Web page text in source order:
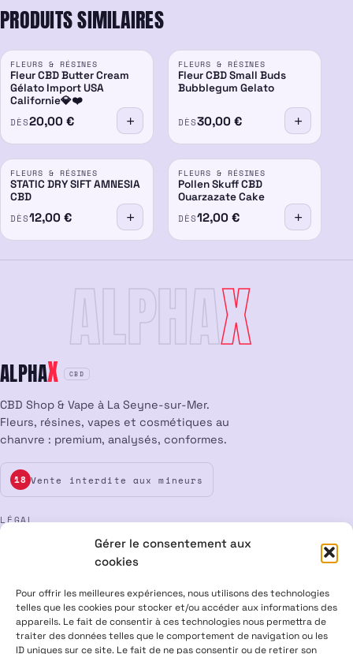
Gérer le consentement aux
cookies
Pour offrir les meilleures expériences, nous utilisons des technologies
telles que les cookies pour stocker et/ou accéder aux informations des
appareils. Le fait de consentir à ces technologies nous permettra de
traiter des données telles que le comportement de navigation ou les
ID uniques sur ce site. Le fait de ne pas consentir ou de retirer son
PRODUITS SIMILAIRES
FLEURS & RÉSINES
Fleur CBD Butter Cream
Gélato Import USA
Californie💎❤️
DÈS20,00€
FLEURS & RÉSINES
Fleur CBD Small Buds
Bubblegum Gelato
DÈS30,00€
FLEURS & RÉSINES
STATIC DRY SIFT AMNESIA
CBD
DÈS12,00€
FLEURS & RÉSINES
Pollen Skuff CBD
Ouarzazate Cake
DÈS12,00€
ALPHAX
ALPHAX CBD
CBD Shop & Vape à La Seyne-sur-Mer.
Fleurs, résines, vapes et cosmétiques au
chanvre : premium, analysés, conformes.
18 Vente interdite aux mineurs
LÉGAL
CGV Confidentialité
Cookies
ALPHA X CBD Shop © 2026 · Tous droits réservés
Visa
Mastercard CB